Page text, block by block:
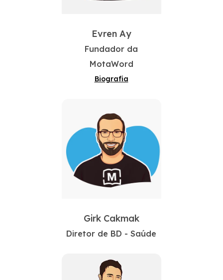
Evren Ay
Fundador da
MotaWord
Biografia
Girk Cakmak
Diretor de BD - Saúde